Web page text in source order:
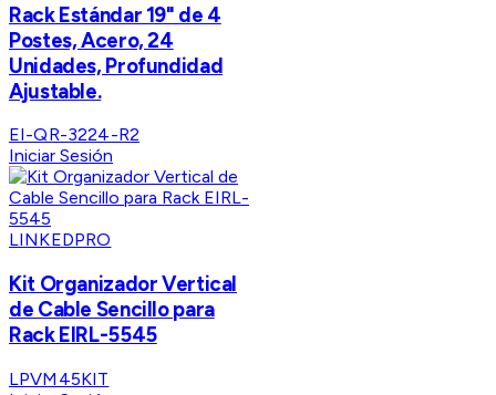
Rack Estándar 19" de 4
Postes, Acero, 24
Unidades, Profundidad
Ajustable.
EI-QR-3224-R2
Iniciar Sesión
LINKEDPRO
Kit Organizador Vertical
de Cable Sencillo para
Rack EIRL-5545
LPVM45KIT